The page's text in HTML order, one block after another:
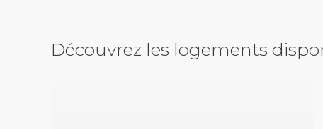
Découvrez les logements